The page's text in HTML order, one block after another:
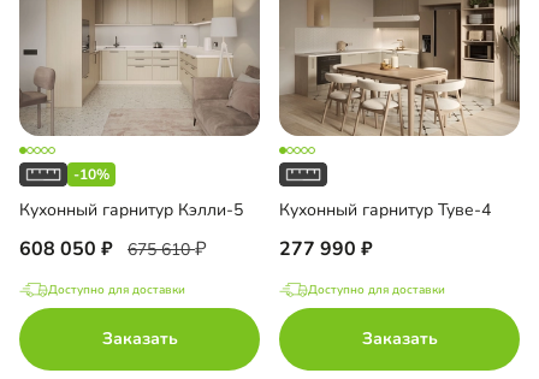
-10%
Кухонный гарнитур Кэлли-5
608 050 675 610
Доступно для доставки
Заказать
Кухонный гарнитур Туве-4
277 990
Доступно для доставки
Заказать